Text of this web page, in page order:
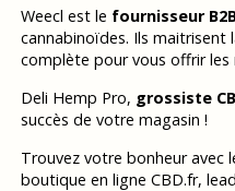
Weecl est le fournisseur
cannabinoïdes. Ils maitrisent
complète pour vous offrir les
Deli Hemp Pro, grossiste
succès de votre magasin !
Trouvez votre bonheur avec
boutique en ligne CBD.fr,